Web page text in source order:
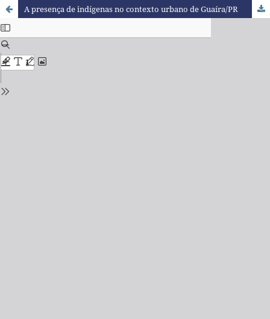
A presença de indígenas no contexto urbano de Guaíra/PR